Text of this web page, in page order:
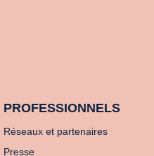
PROFESSIONNELS
Réseaux et partenaires
Presse